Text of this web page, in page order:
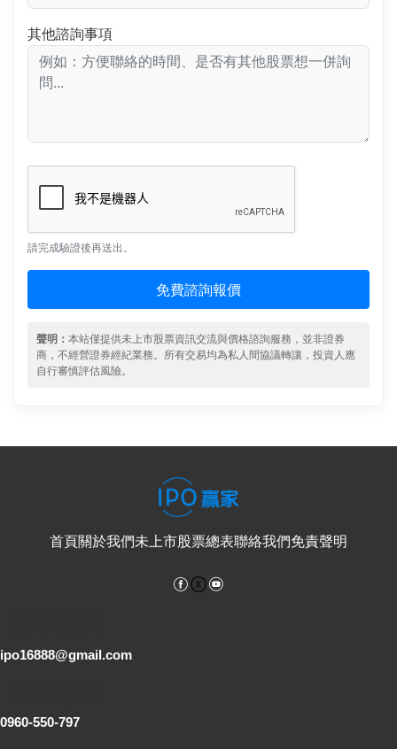
其他諮詢事項
請完成驗證後再送出。
免費諮詢報價
聲明： 本站僅提供未上市股票資訊交流與價格諮詢服務，並非證券
商，不經營證券經紀業務。所有交易均為私人間協議轉讓，投資人應
自行審慎評估風險。
首頁關於我們未上市股票總表聯絡我們免責聲明
Facebook
ipo16888@gmail.com
0960-550-797